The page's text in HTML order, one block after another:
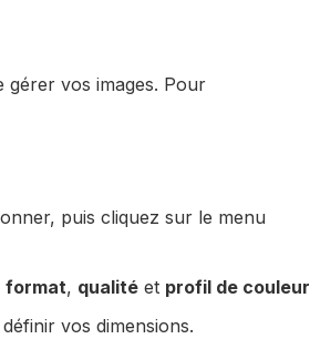
vos images. Pour
puis cliquez sur le menu
format, qualitéet profil de couleur
vos dimensions.